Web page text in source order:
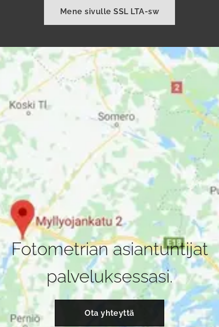
Mene sivulle SSL LTA-sw
Fotometrian asiantuntijat
palveluksessasi.
Ota yhteyttä